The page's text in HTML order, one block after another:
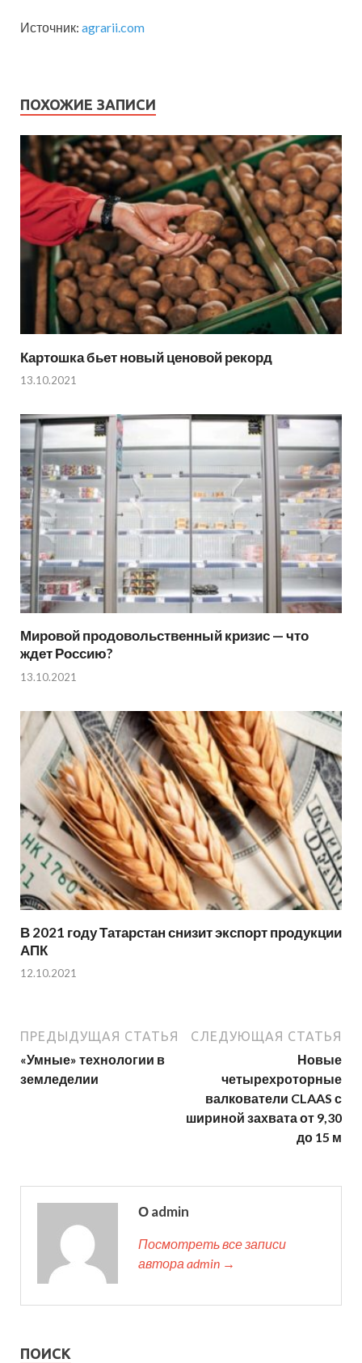
Источник: agrarii.com
ПОХОЖИЕ ЗАПИСИ
Картошка бьет новый ценовой рекорд
13.10.2021
Мировой продовольственный кризис — что
ждет Россию?
13.10.2021
В 2021 году Татарстан снизит экспорт продукции
АПК
12.10.2021
ПРЕДЫДУЩАЯ СТАТЬЯ
«Умные» технологии в
земледелии
СЛЕДУЮЩАЯ СТАТЬЯ
Новые
четырехроторные
валкователи CLAAS с
шириной захвата от 9,30
до 15 м
О admin
Посмотреть все записи
автора admin →
ПОИСК